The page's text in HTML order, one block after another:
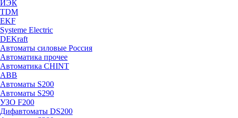
ИЭК
TDM
EKF
Systeme Electric
DEKraft
Автоматы силовые Россия
Автоматика прочее
Автоматика CHINT
ABB
Автоматы S200
Автоматы S290
УЗО F200
Дифавтоматы DS200